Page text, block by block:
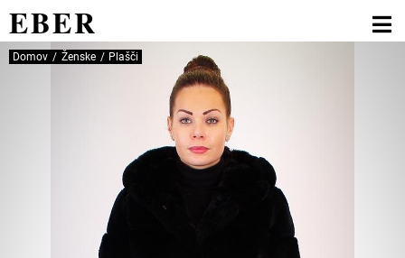
EBER
Domov Ženske Plašči